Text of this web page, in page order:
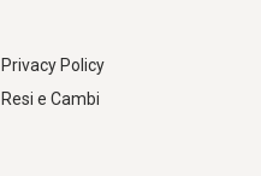
Privacy Policy
Resi e Cambi